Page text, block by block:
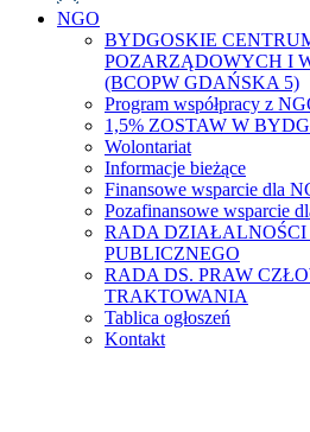
NGO
BYDGOSKIE
POZARZĄDOWYCH I
(BCOPW GDAŃSKA 5)
Program współpracy z
1,5% ZOSTAW W
Wolontariat
Informacje bieżące
Finansowe wsparcie dla
Pozafinansowe wsparcie
RADA
PUBLICZNEGO
RADA DS. PRAW
TRAKTOWANIA
Tablica ogłoszeń
Kontakt